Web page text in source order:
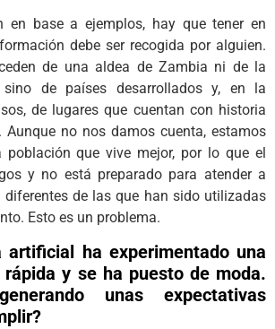
en base a ejemplos, hay que tener en
debe ser recogida por alguien.
de una aldea de Zambia ni de la
sino de países desarrollados y, en la
de lugares que cuentan con historia
Aunque no nos damos cuenta, estamos
que vive mejor, por lo que el
y no está preparado para atender a
diferentes de las que han sido utilizadas
Esto es un problema.
artificial ha experimentado una
y se ha puesto de moda.
unas expectativas